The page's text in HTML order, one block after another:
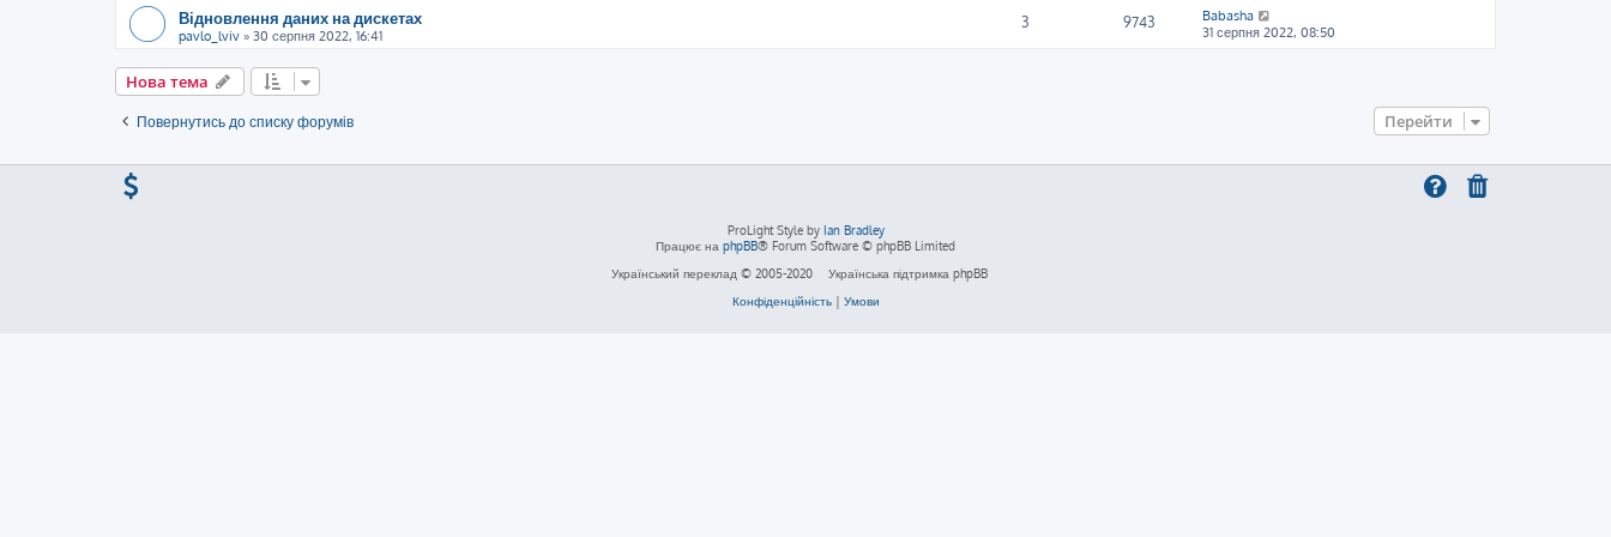
Відновлення даних на дискетах
pavlo_lviv » 30 серпня 2022, 16:41
3 9743
Babasha
31 серпня 2022, 08:50
Нова тема
Повернутись до списку форумів Перейти
ProLight Style by Ian Bradley
Працює на phpBB® Forum Software © phpBB Limited
Український переклад © 2005-2020
Українська підтримка phpBB
Конфіденційність| Умови